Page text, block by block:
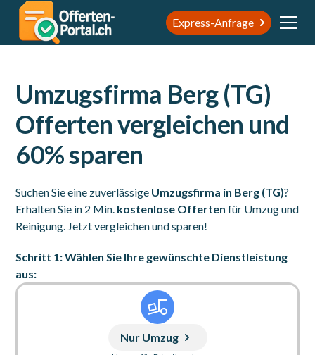
Express-Anfrage
Umzugsfirma Berg (TG)
Offerten vergleichen und
60% sparen
Suchen Sie eine zuverlässige Umzugsfirma in Berg (TG)?
Erhalten Sie in 2 Min. kostenlose Offerten für Umzug und
Reinigung. Jetzt vergleichen und sparen!
Schritt 1: Wählen Sie Ihre gewünschte Dienstleistung
aus:
Nur Umzug